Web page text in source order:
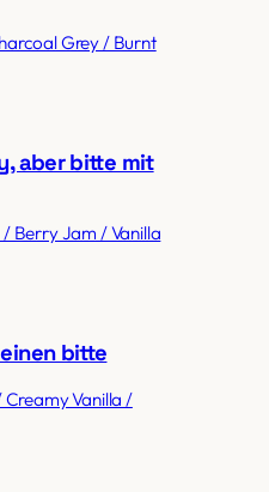
Grey / Burnt
aber bitte mit
Berry Jam / Vanilla
bitte
Vanilla /